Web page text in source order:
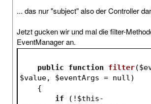
... das nur "subject" also der Controller
Jetzt gucken wir und mal die filter-
EventManager an.
public function filter(
$value, $eventArgs = null)
{
if (! $this-